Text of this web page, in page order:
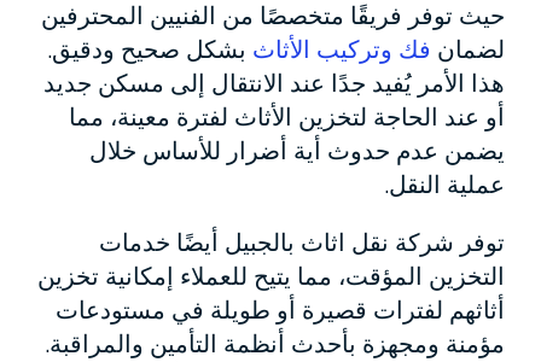
حيث توفر فريقًا متخصصًا من الفنيين المحترفين
لضمان فك وتركيب الأثاث بشكل صحيح ودقيق.
هذا الأمر يُفيد جدًا عند الانتقال إلى مسكن جديد
أو عند الحاجة لتخزين الأثاث لفترة معينة، مما
يضمن عدم حدوث أية أضرار للأساس خلال
عملية النقل.
توفر شركة نقل اثاث بالجبيل أيضًا خدمات
التخزين المؤقت، مما يتيح للعملاء إمكانية تخزين
أثاثهم لفترات قصيرة أو طويلة في مستودعات
مؤمنة ومجهزة بأحدث أنظمة التأمين والمراقبة.